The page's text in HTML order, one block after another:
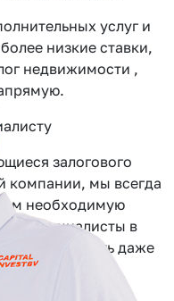
услуг и
низкие ставки,
недвижимости ,
залогового
компании, мы всегда
необходимую
— специалисты в
вам решить даже